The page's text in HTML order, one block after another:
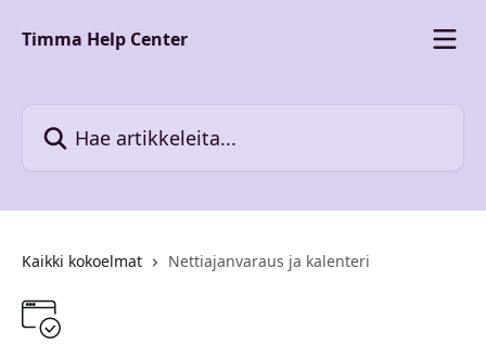
Timma Help Center
Kaikki kokoelmat Nettiajanvaraus ja kalenteri